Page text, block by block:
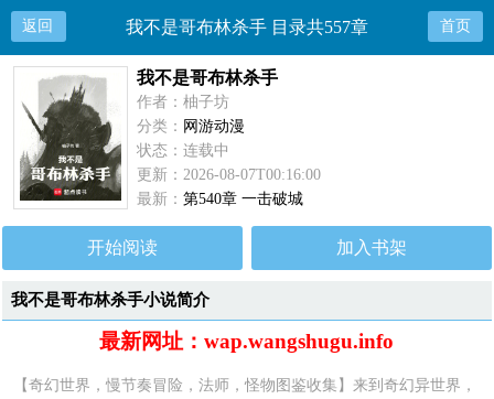
返回 我不是哥布林杀手 目录共557章 首页
我不是哥布林杀手
作者：柚子坊
分类： 网游动漫
状态：连载中
更新：2026-08-07T00:16:00
最新：第540章 一击破城
开始阅读 加入书架
我不是哥布林杀手小说简介
最新网址：wap.wangshugu.info
【奇幻世界，慢节奏冒险，法师，怪物图鉴收集】来到奇幻异世界，